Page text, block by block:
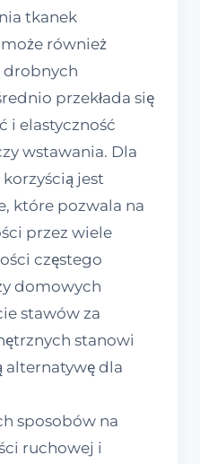
tkanek
również
przekłada się
i elastyczność
wstawania. Dla
jest
które pozwala na
przez wiele
częstego
domowych
stawów za
stanowi
alternatywę dla
sposobów na
ruchowej i